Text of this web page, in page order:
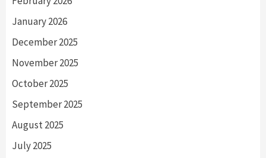
January 2026
December 2025
November 2025
October 2025
September 2025
August 2025
July 2025